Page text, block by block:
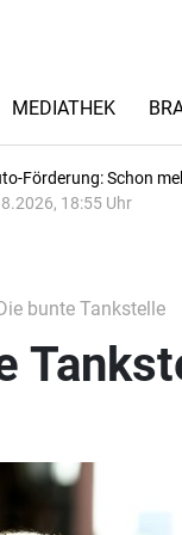
MEDIATHEK
Förderung: Schon
18:55 Uhr
bunte Tankstelle